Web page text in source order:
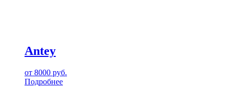
Antey
от 8000 руб.
Подробнее